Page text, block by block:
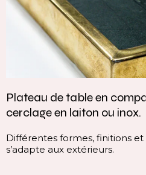
avec
possibles
Vasque
continuité
Cette
continuité